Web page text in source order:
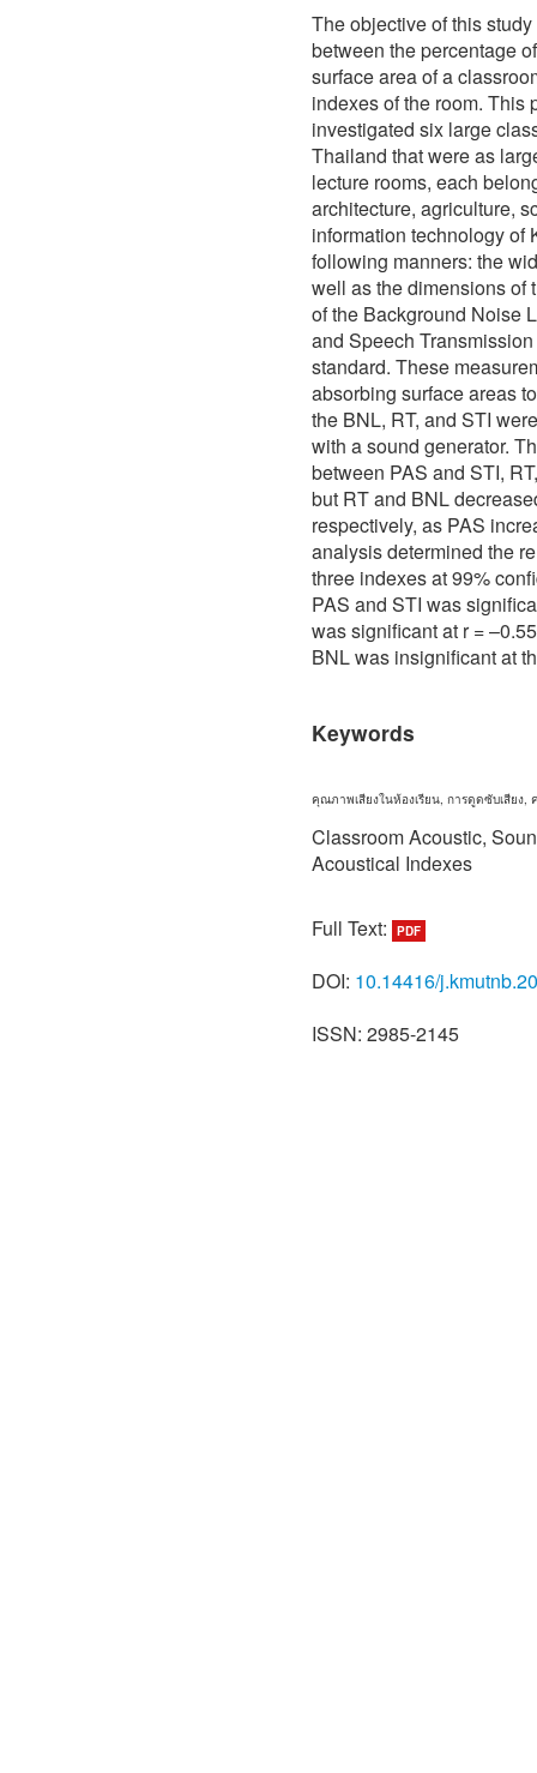
The objective of this
between the percentage
surface area of a
indexes of the room. This
investigated six large
Thailand that were as
lecture rooms, each
architecture, agriculture,
information technology of
following manners: the
well as the dimensions of
of the Background Noise
and Speech
standard. These
absorbing surface areas
the BNL, RT, and STI
with a sound generator.
between PAS and STI,
but RT and BNL
respectively, as PAS
analysis determined the
three indexes at 99%
PAS and STI was
was significant at r =
BNL was insignificant at
Keywords
คุณภาพเสียงในห้องเรียน, การดูดซับเสียง
Classroom Acoustic,
Acoustical Indexes
Full Text: PDF
DOI: 10.14416/
ISSN: 2985-2145